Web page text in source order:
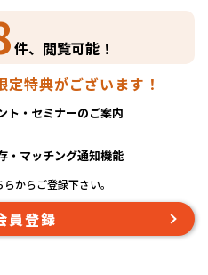
件、閲覧可能！
特典がございます！
ト・セミナーのご案内
・マッチング通知機能
からご登録下さい。
員登録